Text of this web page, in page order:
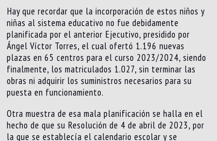
Hay que recordar que la incorporación de estos niños y
niñas al sistema educativo no fue debidamente
planificada por el anterior Ejecutivo, presidido por
Ángel Víctor Torres, el cual ofertó 1.196 nuevas
plazas en 65 centros para el curso 2023/2024, siendo
finalmente, los matriculados 1.027, sin terminar las
obras ni adquirir los suministros necesarios para su
puesta en funcionamiento.
Otra muestra de esa mala planificación se halla en el
hecho de que su Resolución de 4 de abril de 2023, por
la que se establecía el calendario escolar y se